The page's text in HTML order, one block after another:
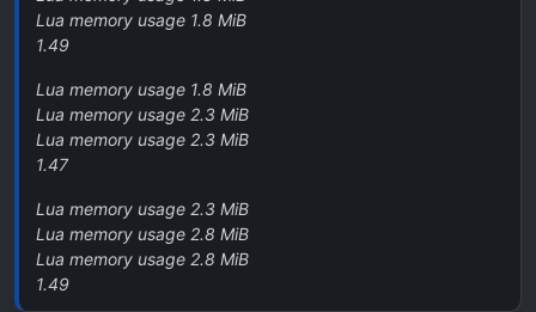
x1 = 0
local x2 = 0
print(string.format('Lua memory usage %.1f MiB'
for i = 1, countRepeat
print(string.format('Lua memory usage %.1f MiB'
format('Lua memory usage %.1f MiB'
print(string .format("%.2f"
Lua memory usage 1.8 MiB
1.49
Lua memory usage 1.8 MiB
Lua memory usage 2.3 MiB
Lua memory usage 2.3 MiB
1.47
Lua memory usage 2.3 MiB
Lua memory usage 2.8 MiB
Lua memory usage 2.8 MiB
1.49